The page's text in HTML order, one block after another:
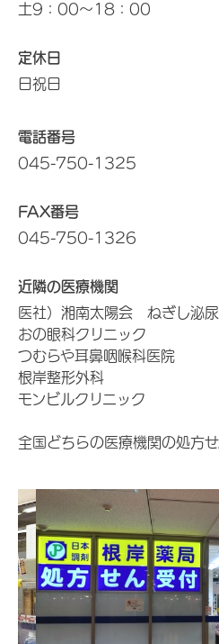
土9：00～18：00
定休日
日祝日
電話番号
045-750-1325
FAX番号
045-750-1326
近隣の医療機関
医社）湘南太陽会 ねぎし泌
おの眼科クリニック
つむらや耳鼻咽喉科医院
根岸整形外科
モンビルクリニック
全国どちらの医療機関の処方